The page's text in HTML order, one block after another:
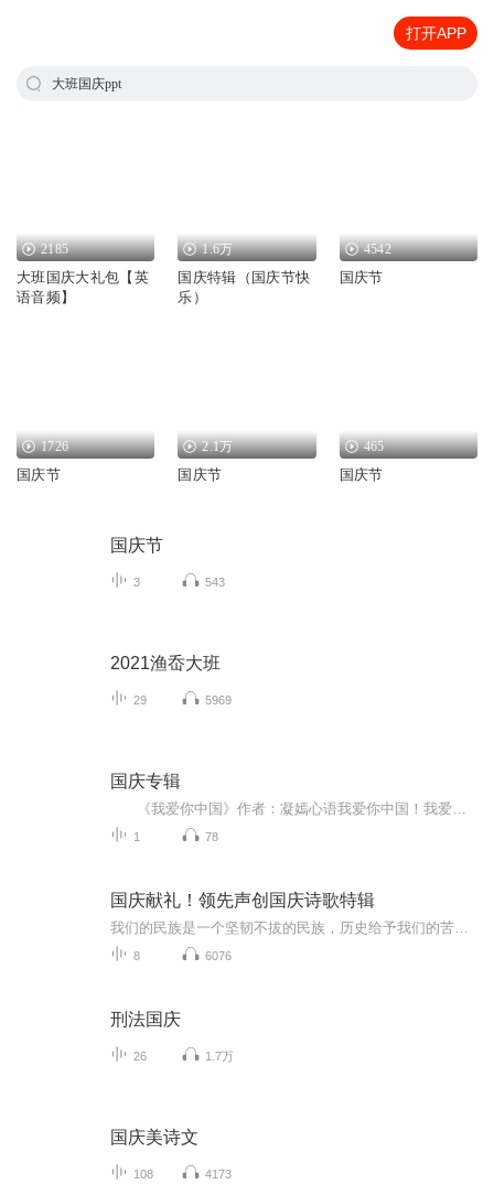
打开APP
大班国庆ppt
2185
大班国庆大礼包【英
语音频】
1.6万
国庆特辑（国庆节快
乐）
4542
国庆节
1726
国庆节
2.1万
国庆节
465
国庆节
国庆节
3 543
2021渔岙大班
29 5969
国庆专辑
1 78
国庆献礼！领先声创国庆诗歌特辑
8 6076
刑法国庆
26 1.7万
国庆美诗文
108 4173